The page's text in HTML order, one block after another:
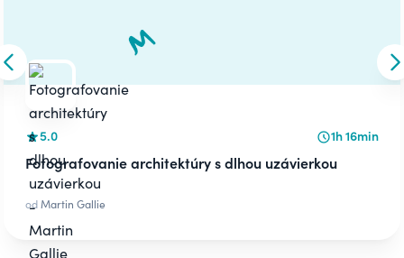
Skip to previous slide
5.0 1h 16min
Fotografovanie architektúry s dlhou uzávierkou
odMartin Gallie